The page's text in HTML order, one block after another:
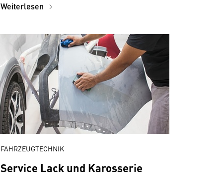
Weiterlesen
FAHRZEUGTECHNIK
Service Lack und Karosserie